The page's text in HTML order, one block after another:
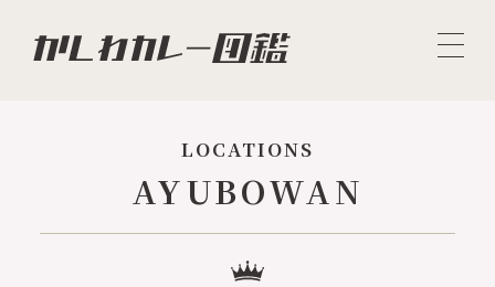
LOCATIONS
AYUBOWAN